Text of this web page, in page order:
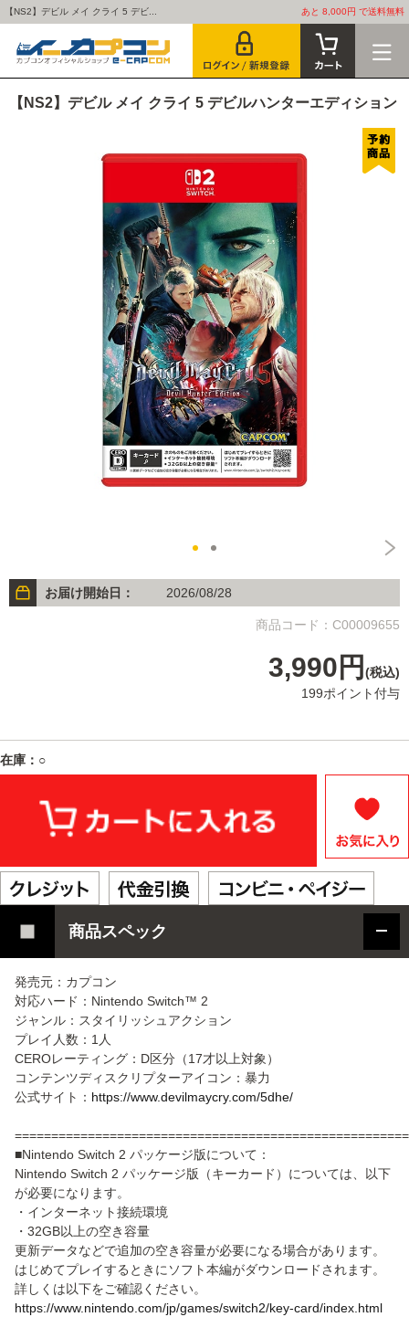
【NS2】デビル メイ クライ 5 デビ... あと 8,000円 で送料無料
【NS2】デビル メイ クライ 5 デビルハンターエディション
お届け開始日： 2026/08/28
商品コード：C00009655
3,990円 (税込)
199ポイント付与
在庫：○
商品スペック
発売元：カプコン
対応ハード：Nintendo Switch™ 2
ジャンル：スタイリッシュアクション
プレイ人数：1人
CEROレーティング：D区分（17才以上対象）
コンテンツディスクリプターアイコン：暴力
公式サイト： https://www.devilmaycry.com/5dhe/
■Nintendo Switch 2 パッケージ版について：
Nintendo Switch 2 パッケージ版（キーカード）については、以下
が必要になります。
・インターネット接続環境
・32GB以上の空き容量
更新データなどで追加の空き容量が必要になる場合があります。
はじめてプレイするときにソフト本編がダウンロードされます。
詳しくは以下をご確認ください。
https://www.nintendo.com/jp/games/switch2/key-card/index.html